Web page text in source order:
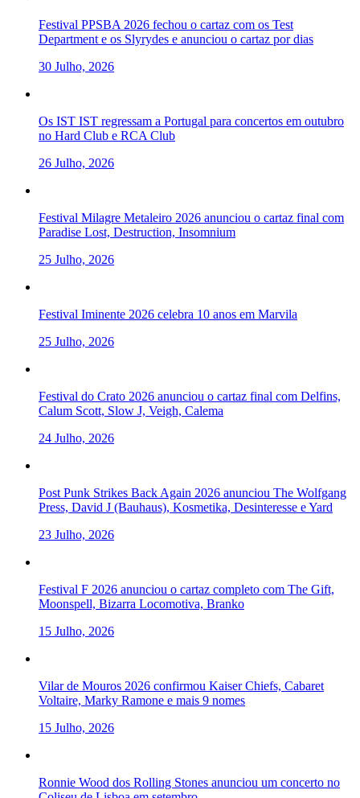
Festival PPSBA 2026 fechou o cartaz com os Test
Department e os Slyrydes e anunciou o cartaz por dias
30 Julho, 2026
Os IST IST regressam a Portugal para concertos em outubro
no Hard Club e RCA Club
26 Julho, 2026
Festival Milagre Metaleiro 2026 anunciou o cartaz final com
Paradise Lost, Destruction, Insomnium
25 Julho, 2026
Festival Iminente 2026 celebra 10 anos em Marvila
25 Julho, 2026
Festival do Crato 2026 anunciou o cartaz final com Delfins,
Calum Scott, Slow J, Veigh, Calema
24 Julho, 2026
Post Punk Strikes Back Again 2026 anunciou The Wolfgang
Press, David J (Bauhaus), Kosmetika, Desinteresse e Yard
23 Julho, 2026
Festival F 2026 anunciou o cartaz completo com The Gift,
Moonspell, Bizarra Locomotiva, Branko
15 Julho, 2026
Vilar de Mouros 2026 confirmou Kaiser Chiefs, Cabaret
Voltaire, Marky Ramone e mais 9 nomes
15 Julho, 2026
Ronnie Wood dos Rolling Stones anunciou um concerto no